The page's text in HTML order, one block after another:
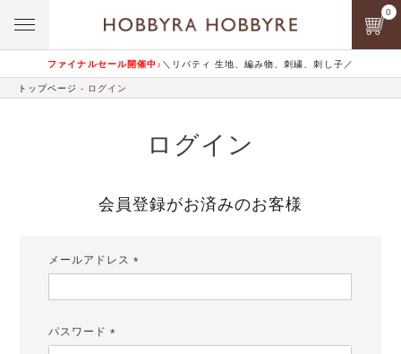
ファイナルセール開催中♪ ＼リバティ 生地、編み物、刺繍、刺し子／
0
トップページ ログイン
ログイン
会員登録がお済みのお客様
メールアドレス
パスワード